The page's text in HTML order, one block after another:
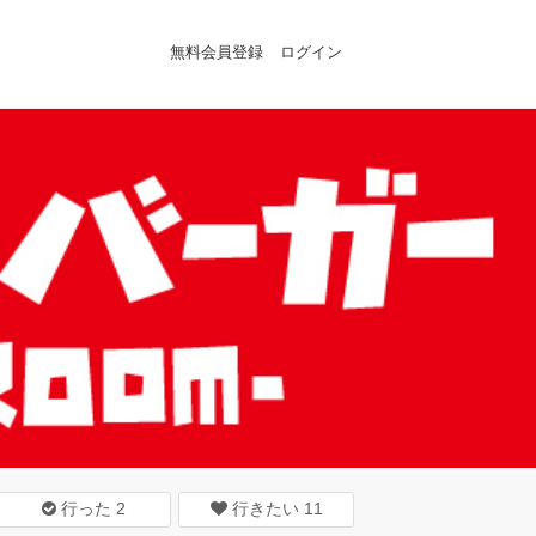
無料会員登録 ログイン
行った 2 行きたい 11